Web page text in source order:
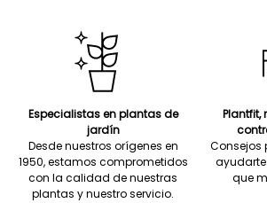
Especialistas en plantas de
jardín
Desde nuestros orígenes en
1950, estamos comprometidos
con la calidad de nuestras
plantas y nuestro servicio.
Plantfit,
Consejos
que